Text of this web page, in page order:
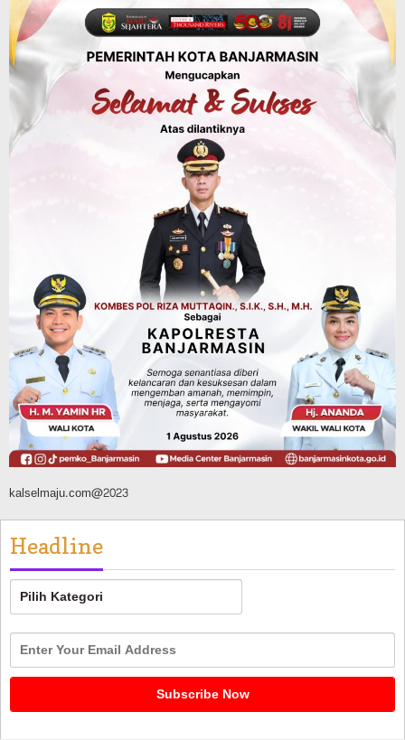
Miliar, Pendapatan 1,2 Triliun Belanja
1,37 Triliun, Tutup Kekurangan dari
SiLPA
Agustus 7, 2026
Kalsel
Operasi Sikat Intan 2026 Berakhir, Polda
Kalsel Amankan Ribuan Miras Hingga
Pemerintahan Sosial & Keagamaan
Banjarmasin Pilot Project Perlinsos
Digital, Target 30 Persen IKD Masih
Jauh, Komisi II DPR Turun Tangan
Agustus 7, 2026
kalselmaju.com@2023
Headline
Headline